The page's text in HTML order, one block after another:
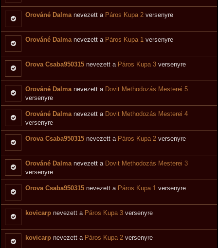
Orováné Dalma nevezett a Páros Kupa 2 versenyre
Orováné Dalma nevezett a Páros Kupa 1 versenyre
Orova Csaba950315 nevezett a Páros Kupa 3 versenyre
Orováné Dalma nevezett a Dovit Methodozás Mesterei 5
versenyre
Orováné Dalma nevezett a Dovit Methodozás Mesterei 4
versenyre
Orova Csaba950315 nevezett a Páros Kupa 2 versenyre
Orováné Dalma nevezett a Dovit Methodozás Mesterei 3
versenyre
Orova Csaba950315 nevezett a Páros Kupa 1 versenyre
kovicarp nevezett a Páros Kupa 3 versenyre
kovicarp nevezett a Páros Kupa 2 versenyre